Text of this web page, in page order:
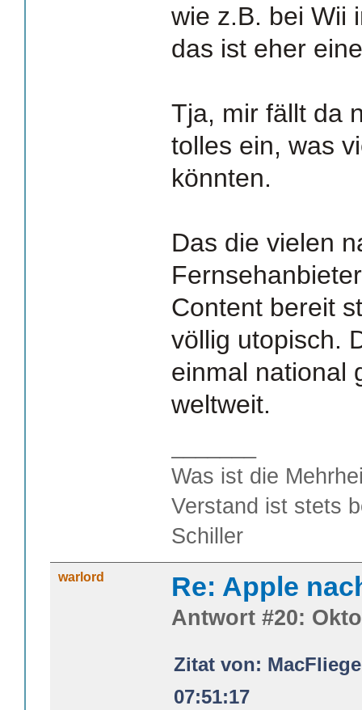
wie z.B. bei Wii
das ist eher
Tja, mir fällt da
tolles ein, was
könnten.
Das die vielen
Content bereit
völlig utopisch.
einmal national
weltweit.
Was ist die
Verstand ist stets
Schiller
warlord Re: Apple
Antwort #20:
Zitat von:
07:51:17